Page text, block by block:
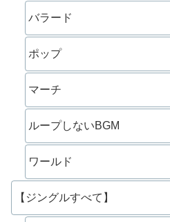
バラード
ポップ
マーチ
ループしないBGM
ワールド
【ジングルすべて】